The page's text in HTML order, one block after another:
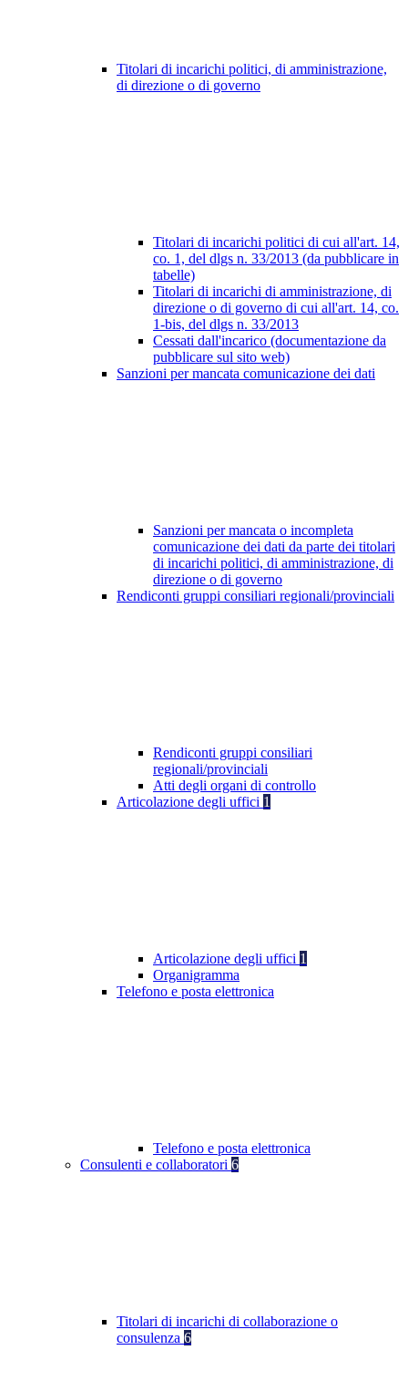
Titolari di incarichi politici, di amministrazione,
di direzione o di governo
Titolari di incarichi politici di cui all'art. 14,
co. 1, del dlgs n. 33/2013 (da pubblicare in
tabelle)
Titolari di incarichi di amministrazione, di
direzione o di governo di cui all'art. 14, co.
1-bis, del dlgs n. 33/2013
Cessati dall'incarico (documentazione da
pubblicare sul sito web)
Sanzioni per mancata comunicazione dei dati
Sanzioni per mancata o incompleta
comunicazione dei dati da parte dei titolari
di incarichi politici, di amministrazione, di
direzione o di governo
Rendiconti gruppi consiliari regionali/provinciali
Rendiconti gruppi consiliari
regionali/provinciali
Atti degli organi di controllo
Articolazione degli uffici 1
Articolazione degli uffici 1
Organigramma
Telefono e posta elettronica
Telefono e posta elettronica
Consulenti e collaboratori 6
Titolari di incarichi di collaborazione o
consulenza 6